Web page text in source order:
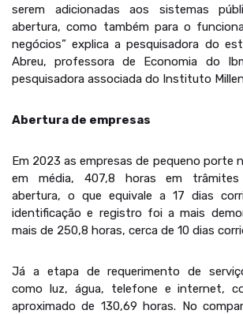
serem adicionadas aos sistemas
abertura, como também para o
negócios” explica a pesquisadora do
Abreu, professora de Economia do
pesquisadora associada do Instituto
Abertura de empresas
Em 2023 as empresas de pequeno porte
em média, 407,8 horas em trâmites
abertura, o que equivale a 17 dias
identificação e registro foi a mais
mais de 250,8 horas, cerca de 10 dias
Já a etapa de requerimento de
como luz, água, telefone e internet,
aproximado de 130,69 horas. No